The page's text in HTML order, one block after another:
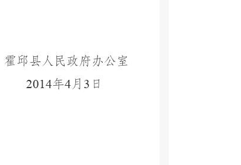
霍邱县人民政府办公室
2014年4 月 3 日